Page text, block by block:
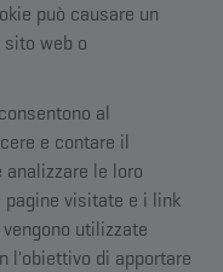
può causare un
web o
consentono al
e contare il
le loro
visitate e i link
utilizzate
l'obiettivo di apportare